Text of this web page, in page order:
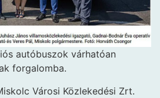
autóbuszok várhatóan
forgalomba.
Városi Közlekedési Zrt.